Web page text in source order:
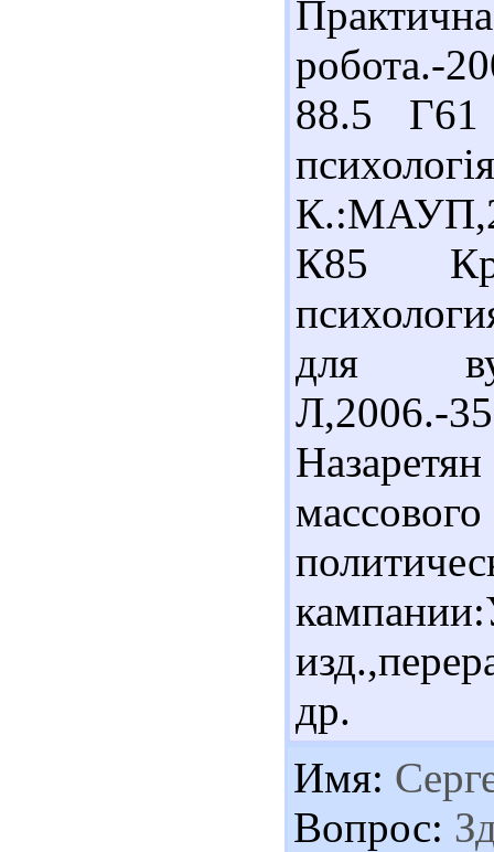
робота.-
88.5 Г61
К85
для
Л,2006.-
др.
Имя:
Вопрос: